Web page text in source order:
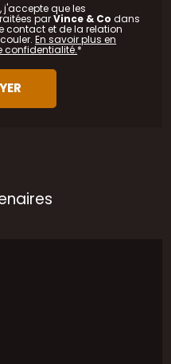
j'accepte que les
parVince & Co dans
contact et de la relation
En savoir plus en
confidentialité.*